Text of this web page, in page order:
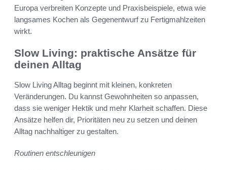
Europa verbreiten Konzepte und Praxisbeispiele, etwa wie
langsames Kochen als Gegenentwurf zu Fertigmahlzeiten
wirkt.
Slow Living: praktische Ansätze für
deinen Alltag
Slow Living Alltag beginnt mit kleinen, konkreten
Veränderungen. Du kannst Gewohnheiten so anpassen,
dass sie weniger Hektik und mehr Klarheit schaffen. Diese
Ansätze helfen dir, Prioritäten neu zu setzen und deinen
Alltag nachhaltiger zu gestalten.
Routinen entschleunigen